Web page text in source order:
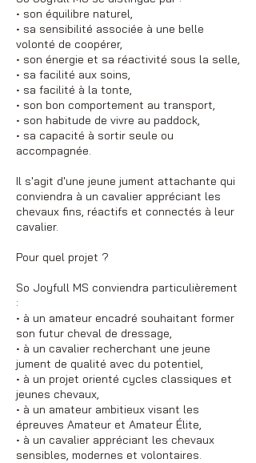
• son équilibre naturel,
• sa sensibilité associée à une belle
volonté de coopérer,
• son énergie et sa réactivité sous la selle,
• sa facilité aux soins,
• sa facilité à la tonte,
• son bon comportement au transport,
• son habitude de vivre au paddock,
• sa capacité à sortir seule ou
accompagnée.
Il s'agit d'une jeune jument attachante qui
conviendra à un cavalier appréciant les
chevaux fins, réactifs et connectés à leur
cavalier.
Pour quel projet ?
So Joyfull MS conviendra particulièrement
:
• à un amateur encadré souhaitant former
son futur cheval de dressage,
• à un cavalier recherchant une jeune
jument de qualité avec du potentiel,
• à un projet orienté cycles classiques et
jeunes chevaux,
• à un amateur ambitieux visant les
épreuves Amateur et Amateur Élite,
• à un cavalier appréciant les chevaux
sensibles, modernes et volontaires.